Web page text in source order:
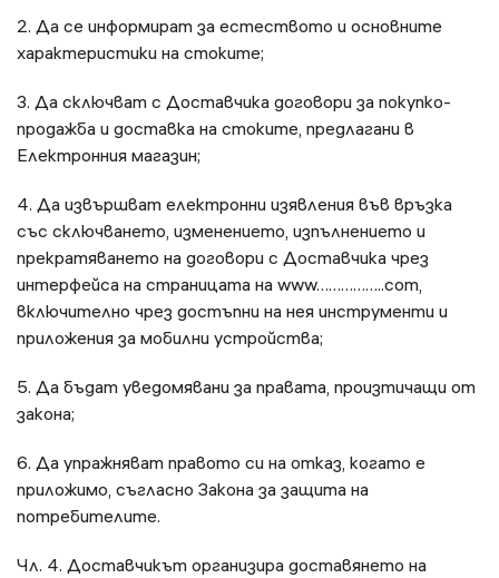
2. Да се информират за естеството и основните
характеристики на стоките;
3. Да сключват с Доставчика договори за покупко-
продажба и доставка на стоките, предлагани в
Електронния магазин;
4. Да извършват електронни изявления във връзка
със сключването, изменението, изпълнението и
прекратяването на договори с Доставчика чрез
интерфейса на страницата на www……………..com,
включително чрез достъпни на нея инструменти и
приложения за мобилни устройства;
5. Да бъдат уведомявани за правата, произтичащи от
закона;
6. Да упражняват правото си на отказ, когато е
приложимо, съгласно Закона за защита на
потребителите.
Чл. 4. Доставчикът организира доставянето на